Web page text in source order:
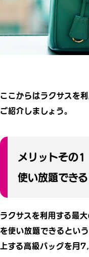
ここからはラクサスを
ご紹介しましょう。
メリットその1
使い放題できる
ラクサスを利用する最
を使い放題できるとい
上する高級バッグを月